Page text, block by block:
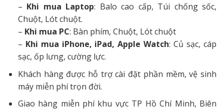
– Khi mua Laptop: Balo cao cấp, Túi chống sốc,
Chuột, Lót chuột.
– Khi mua PC: Bàn phím, Chuột, Lót chuột
– Khi mua iPhone, iPad, Apple Watch: Củ sạc, cáp
sạc, ốp lưng, cường lực.
Khách hàng được hỗ trợ cài đặt phần mềm, vệ sinh
máy miễn phí trọn đời.
Giao hàng miễn phí khu vực TP Hồ Chí Minh, Biên